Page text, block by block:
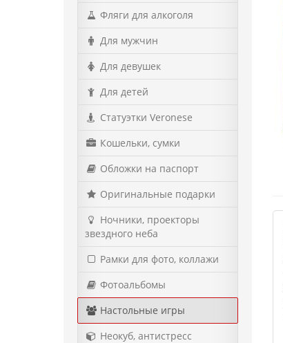
Фляги для алкоголя
Для мужчин
Для девушек
Для детей
Статуэтки Veronese
Кошельки, сумки
Обложки на паспорт
Оригинальные подарки
Ночники, проекторы
звездного неба
Рамки для фото, коллажи
Фотоальбомы
Настольные игры
Неокуб, антистресс